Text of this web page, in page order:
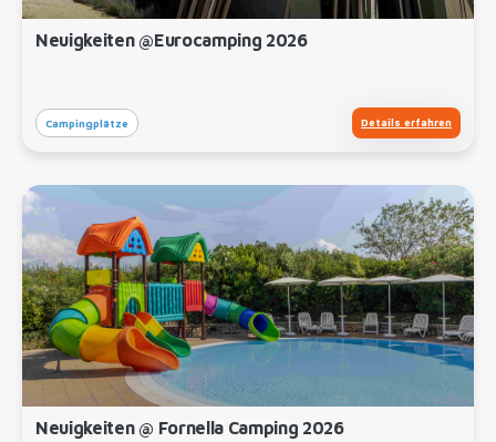
Neuigkeiten @Eurocamping 2026
Campingplätze Details erfahren
Neuigkeiten @ Fornella Camping 2026